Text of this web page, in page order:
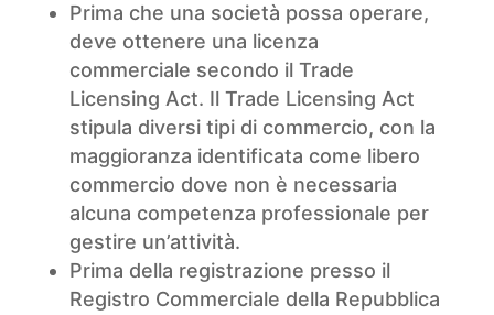
Prima che una società possa operare,
deve ottenere una licenza
commerciale secondo il Trade
Licensing Act. Il Trade Licensing Act
stipula diversi tipi di commercio, con la
maggioranza identificata come libero
commercio dove non è necessaria
alcuna competenza professionale per
gestire un’attività.
Prima della registrazione presso il
Registro Commerciale della Repubblica